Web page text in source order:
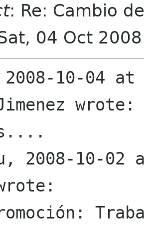
: Re: Cambio
04 Oct
2008-10-04
wrote:
2008-10-